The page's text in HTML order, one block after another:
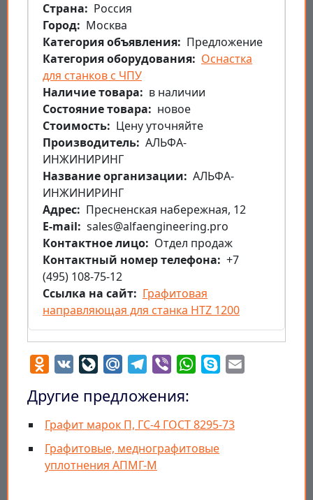
Страна
Россия
Город
Москва
Категория объявления
Предложение
Категория оборудования
Оснастка
для станков с ЧПУ
Наличие товара
в наличии
Состояние товара
новое
Стоимость
Цену уточняйте
Производитель АЛЬФА-
ИНЖИНИРИНГ
Название организации
АЛЬФА-
ИНЖИНИРИНГ
Aдрес
Пресненская набережная, 12
E-mail
sales@alfaengineering.pro
Контактное лицо
Отдел продаж
Контактный номер телефона
+7
(495) 108-75-12
Ссылка на сайт
Графитовая
направляющая для станка HTZ 1200
Odnoklassniki
VK LiveJournal
Mail.RuTelegram
Viber WhatsApp
Skype
Другие предложения:
Графит марок П, ГС-4 ГОСТ 8295-73
Графитовые, меднографитовые
уплотнения АПМГ-М